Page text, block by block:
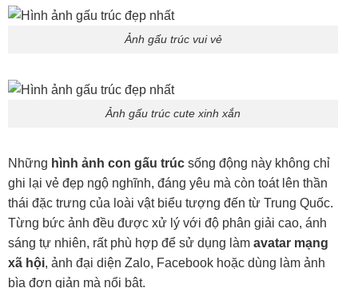
Ảnh gấu trúc vui vẻ
Ảnh gấu trúc cute xinh xắn
Những hình ảnh con gấu trúc sống động này không chỉ
ghi lại vẻ đẹp ngộ nghĩnh, đáng yêu mà còn toát lên thần
thái đặc trưng của loài vật biểu tượng đến từ Trung Quốc.
Từng bức ảnh đều được xử lý với độ phân giải cao, ánh
sáng tự nhiên, rất phù hợp để sử dụng làm avatar mạng
xã hội, ảnh đại diện Zalo, Facebook hoặc dùng làm ảnh
bìa đơn giản mà nổi bật.